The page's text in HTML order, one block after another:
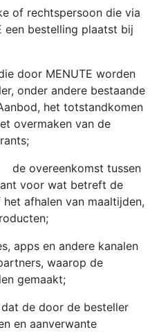
of rechtspersoon die via
een bestelling plaatst bij
door MENUTE worden
onder andere bestaande
het totstandkomen
overmaken van de
tussen
voor wat betreft de
afhalen van maaltijden,
apps en andere kanalen
waarop de
gemaakt;
de door de besteller
en aanverwante